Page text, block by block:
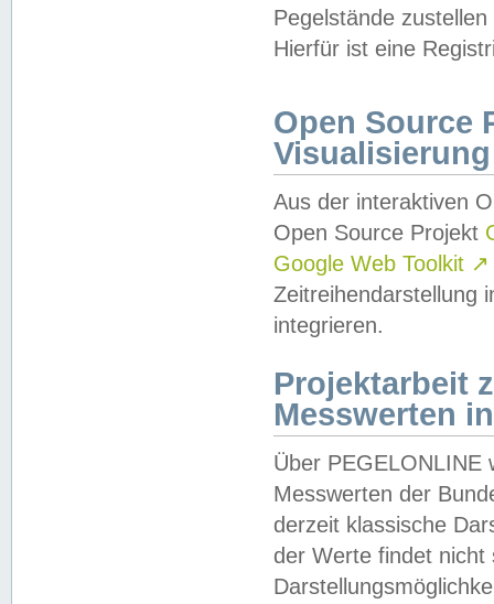
Pegelstände
Hierfür ist eine
Open Source
Visualisierung
Aus der interaktiven
Open Source Projekt
Google Web Toolkit ↗
Zeitreihendarstellung
integrieren.
Projektarbeit
Messwerten
Über PEGELONLINE
Messwerten der
derzeit klassische
der Werte findet